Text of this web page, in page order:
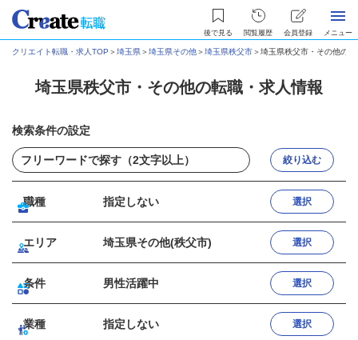
後で見る 閲覧履歴 会員登録 メニュー
クリエイト転職・求人TOP ＞埼玉県＞埼玉県その他＞埼玉県秩父市＞埼玉県秩父市・その他の
埼玉県秩父市・その他の転職・求人情報
検索条件の設定
絞り込む
職種 指定しない 選択
エリア 埼玉県その他(秩父市) 選択
条件 男性活躍中 選択
業種 指定しない 選択